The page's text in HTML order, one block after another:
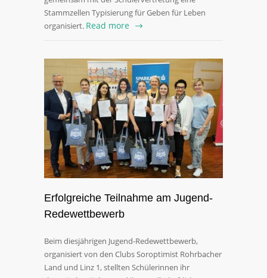
Stammzellen Typisierung für Geben für Leben
organisiert. Read more
Erfolgreiche Teilnahme am Jugend-
Redewettbewerb
Beim diesjährigen Jugend-Redewettbewerb,
organisiert von den Clubs Soroptimist Rohrbacher
Land und Linz 1, stellten Schülerinnen ihr